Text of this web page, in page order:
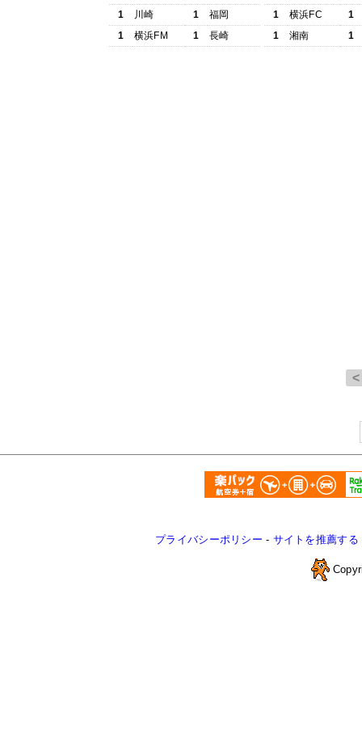
1
川崎 1
福岡
1
横浜FM 1 長崎
1
横浜FC
1
1
湘南 1
プライバシーポリシー - サイトを推薦する